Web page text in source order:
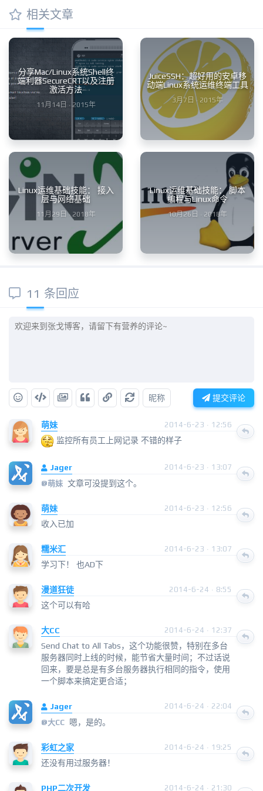
相关文章
分享Mac/Linux系统Shell终
端利器SecureCRT以及注册
激活方法
11月14日 · 2015年
JuiceSSH：超好用的安卓移
动端Linux系统运维终端工具
3月7日 · 2015年
Linux运维基础技能： 接入
层与网络基础
11月29日 · 2018年
Linux运维基础技能： 脚本
编程与Linux命令
10月26日 · 2018年
11 条回应
昵称 提交评论
萌妹 2014-6-23 · 12:56
监控所有员工上网记录 不错的样子
Jager
2014-6-23 · 13:07
@萌妹 文章可没提到这个。
萌妹 2014-6-23 · 12:56
收入已加
糯米汇 2014-6-23 · 13:07
学习下！ 也AD下
漫道狂徒 2014-6-24 · 8:55
这个可以有哈
大CC 2014-6-24 · 12:37
Send Chat to All Tabs，这个功能很赞，特别在多台
服务器同时上线的时候，能节省大量时间；不过话说
回来，要是总是有多台服务器执行相同的指令，使用
一个脚本来搞定更合适；
Jager
2014-6-24 · 22:04
@大CC 嗯，是的。
彩虹之家 2014-6-24 · 19:25
还没有用过服务器！
PHP二次开发 2014-6-24 · 21:30